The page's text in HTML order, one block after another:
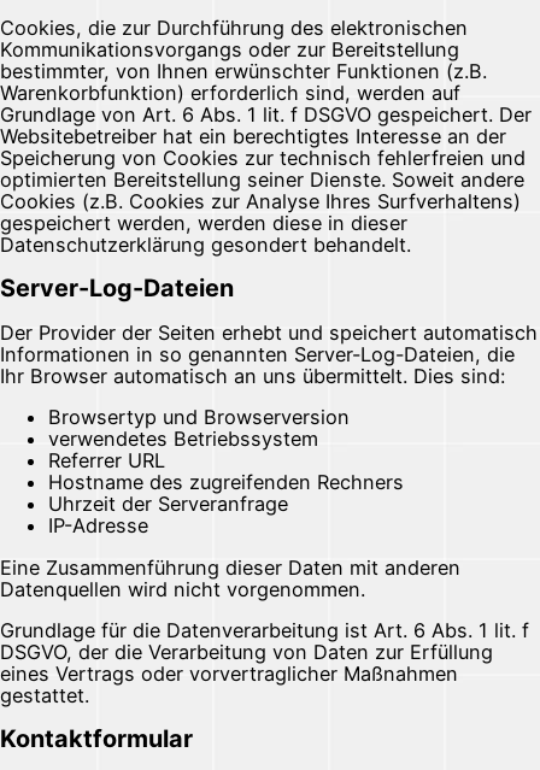
Cookies, die zur Durchführung des elektronischen
Kommunikationsvorgangs oder zur Bereitstellung
bestimmter, von Ihnen erwünschter Funktionen (z.B.
Warenkorbfunktion) erforderlich sind, werden auf
Grundlage von Art. 6 Abs. 1 lit. f DSGVO gespeichert. Der
Websitebetreiber hat ein berechtigtes Interesse an der
Speicherung von Cookies zur technisch fehlerfreien und
optimierten Bereitstellung seiner Dienste. Soweit andere
Cookies (z.B. Cookies zur Analyse Ihres Surfverhaltens)
gespeichert werden, werden diese in dieser
Datenschutzerklärung gesondert behandelt.
Server-Log-Dateien
Der Provider der Seiten erhebt und speichert automatisch
Informationen in so genannten Server-Log-Dateien, die
Ihr Browser automatisch an uns übermittelt. Dies sind:
Browsertyp und Browserversion
verwendetes Betriebssystem
Referrer URL
Hostname des zugreifenden Rechners
Uhrzeit der Serveranfrage
IP-Adresse
Eine Zusammenführung dieser Daten mit anderen
Datenquellen wird nicht vorgenommen.
Grundlage für die Datenverarbeitung ist Art. 6 Abs. 1 lit. f
DSGVO, der die Verarbeitung von Daten zur Erfüllung
eines Vertrags oder vorvertraglicher Maßnahmen
gestattet.
Kontaktformular